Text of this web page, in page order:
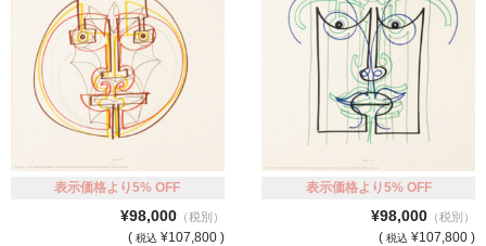
表示価格より5% OFF
¥98,000（税別）
( 税込 ¥107,800 )
表示価格より5% OFF
¥98,000（税別）
( 税込 ¥107,800 )